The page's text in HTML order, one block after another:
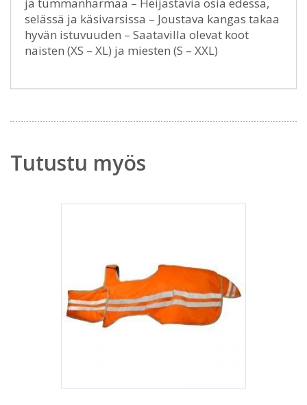
selässä ja käsivarsissa – Joustava kangas takaa
hyvän istuvuuden – Saatavilla olevat koot
naisten (XS – XL) ja miesten (S – XXL)
Tutustu myös